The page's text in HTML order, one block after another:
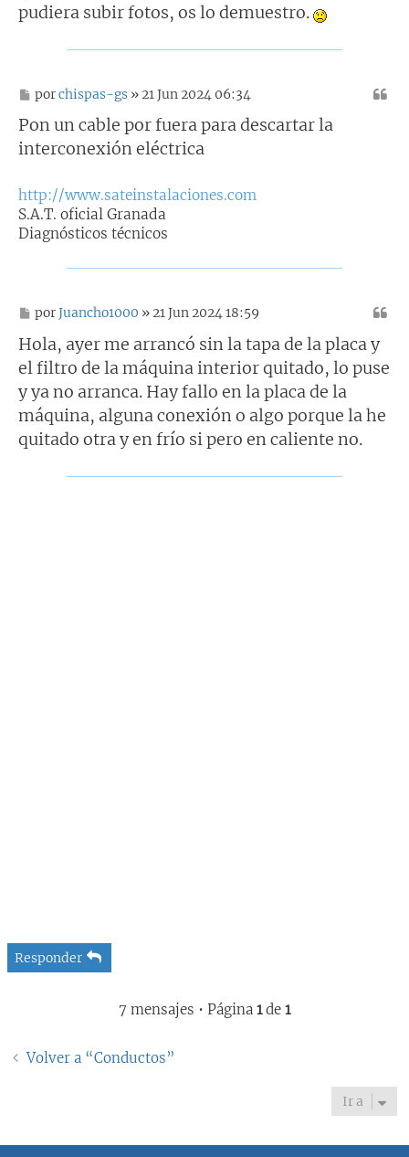
pudiera subir fotos, os lo demuestro.
M
n
a
porchispas-gs » 21 Jun 2024 06:34
Pon un cable por fuera para descartar la
interconexión eléctrica
http://www.sateinstalaciones.com
S.A.T. oficial Granada
Diagnósticos técnicos
M
n
a
j
e
porJuancho1000 » 21 Jun 2024 18:59
Hola, ayer me arrancó sin la tapa de la placa y
el filtro de la máquina interior quitado, lo puse
y ya no arranca. Hay fallo en la placa de la
máquina, alguna conexión o algo porque la he
quitado otra y en frío si pero en caliente no.
Responder
7 mensajes • Página 1de 1
Volver a “Conductos”
Ir a